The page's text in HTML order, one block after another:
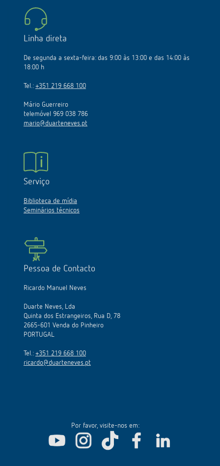
Linha direta
De segunda a sexta-feira: das 9:00 às 13:00 e das 14:00 às
18:00 h
Tel.: +351 219 668 100
Mário Guerreiro
telemóvel 969 038 786
mario@duarteneves.pt
Serviço
Biblioteca de mídia
Seminários técnicos
Pessoa de Contacto
Ricardo Manuel Neves
Duarte Neves, Lda
Quinta dos Estrangeiros, Rua D, 78
2665-601 Venda do Pinheiro
PORTUGAL
Tel.: +351 219 668 100
ricardo@duarteneves.pt
Por favor, visite-nos em: